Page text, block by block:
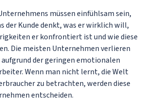
müssen einfühlsam sein,
der Kunde denkt, was er wirklich will,
er konfrontiert ist und wie diese
Die meisten Unternehmen verlieren
der geringen emotionalen
Wenn man nicht lernt, die Welt
zu betrachten, werden diese
entscheiden.